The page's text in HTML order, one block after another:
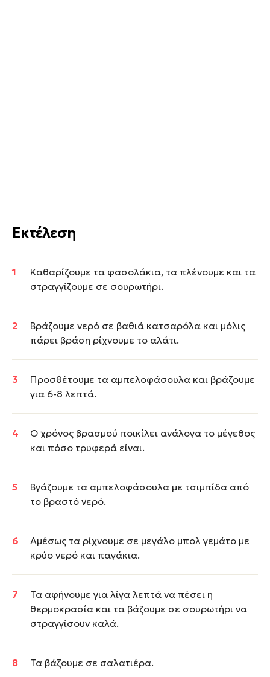
Εκτέλεση
Καθαρίζουμε τα φασολάκια, τα πλένουμε και τα
στραγγίζουμε σε σουρωτήρι.
Βράζουμε νερό σε βαθιά κατσαρόλα και μόλις
πάρει βράση ρίχνουμε το αλάτι.
Προσθέτουμε τα αμπελοφάσουλα και βράζουμε
για 6-8 λεπτά.
Ο χρόνος βρασμού ποικίλει ανάλογα το μέγεθος
και πόσο τρυφερά είναι.
Βγάζουμε τα αμπελοφάσουλα με τσιμπίδα από
το βραστό νερό.
Αμέσως τα ρίχνουμε σε μεγάλο μπολ γεμάτο με
κρύο νερό και παγάκια.
Τα αφήνουμε για λίγα λεπτά να πέσει η
θερμοκρασία και τα βάζουμε σε σουρωτήρι να
στραγγίσουν καλά.
Τα βάζουμε σε σαλατιέρα.